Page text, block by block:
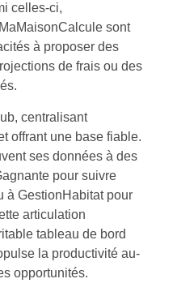
celles-ci,
sont
à proposer des
de frais ou des
centralisant
offrant une base fiable.
ses données à des
pour suivre
à GestionHabitat pour
articulation
tableau de bord
la productivité au-
opportunités.